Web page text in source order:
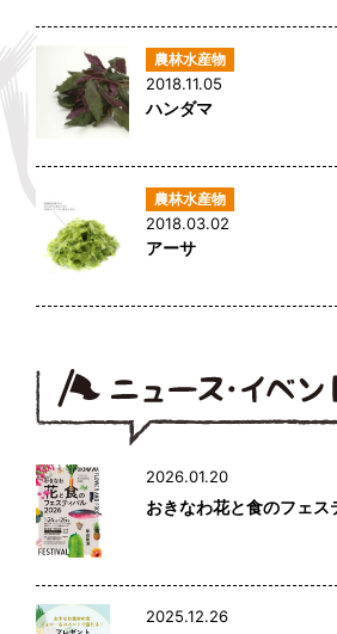
2018.11.05
ハンダマ
2018.03.02
アーサ
2026.01.20
おきなわ花と食のフェ
2025.12.26